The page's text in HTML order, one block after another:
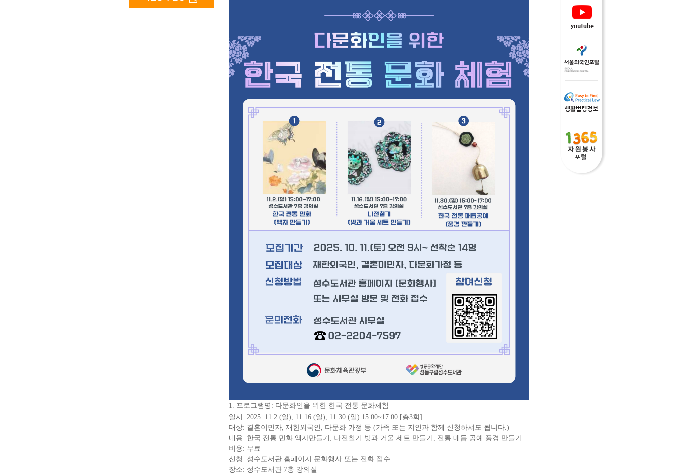
1. 프로그램명: 다문화인을 위한 한국 전통 문화체험
일시: 2025. 11.2.(일), 11.16.(일), 11.30.(일) 15:00~17:00 [총3회]
대상: 결혼이민자, 재한외국인, 다문화 가정 등 (가족 또는 지인과 함께 신청하셔도 됩니다.)
내용: 한국 전통 민화 액자만들기, 나전칠기 빗과 거울 세트 만들기, 전통 매듭 공예 풍경 만들기
비용: 무료
신청: 성수도서관 홈페이지 문화행사 또는 전화 접수
장소: 성수도서관 7층 강의실